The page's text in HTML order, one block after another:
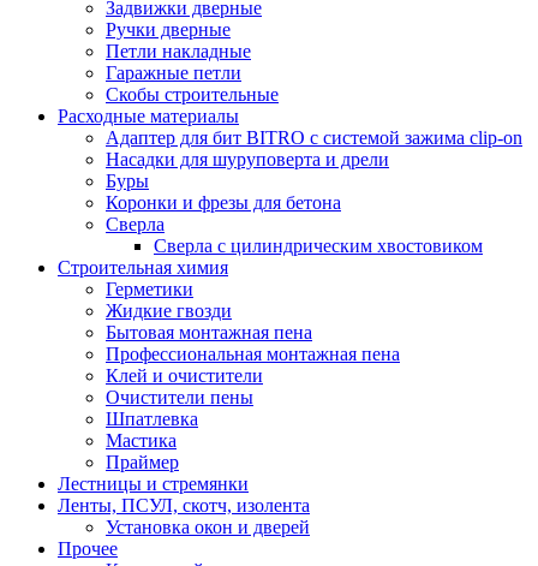
Задвижки дверные
Ручки дверные
Петли накладные
Гаражные петли
Скобы строительные
Расходные материалы
Адаптер для бит BITRO с системой зажима clip-on
Насадки для шуруповерта и дрели
Буры
Коронки и фрезы для бетона
Сверла
Сверла с цилиндрическим хвостовиком
Строительная химия
Герметики
Жидкие гвозди
Бытовая монтажная пена
Профессиональная монтажная пена
Клей и очистители
Очистители пены
Шпатлевка
Мастика
Праймер
Лестницы и стремянки
Ленты, ПСУЛ, скотч, изолента
Установка окон и дверей
Прочее